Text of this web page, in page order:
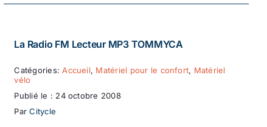
La Radio FM Lecteur MP3 TOMMYCA
Catégories:Accueil, Matériel pour le confort, Matériel
vélo
Publié le : 24 octobre 2008
ParCitycle